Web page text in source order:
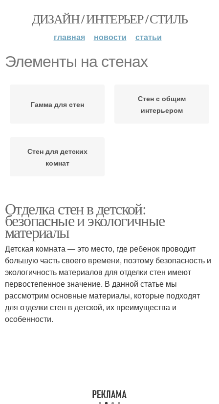
ДИЗАЙН / ИНТЕРЬЕР / СТИЛЬ
главная новости статьи
Элементы на стенах
Гамма для стен
Стен с общим
интерьером
Стен для детских
комнат
Отделка стен в детской:
безопасные и экологичные
материалы
Детская комната — это место, где ребенок проводит
большую часть своего времени, поэтому безопасность и
экологичность материалов для отделки стен имеют
первостепенное значение. В данной статье мы
рассмотрим основные материалы, которые подходят
для отделки стен в детской, их преимущества и
особенности.